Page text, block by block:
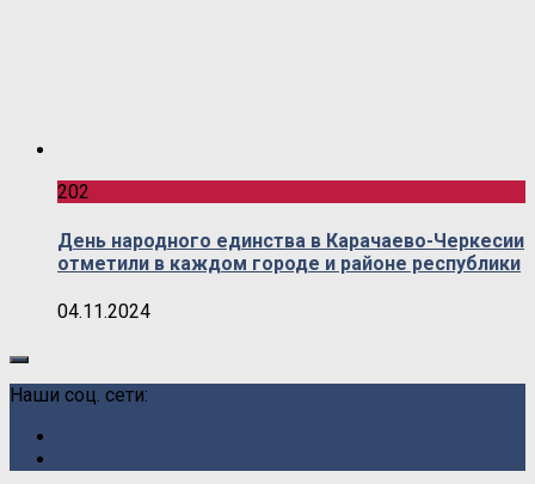
202
День народного единства в Карачаево-Черкесии
отметили в каждом городе и районе республики
04.11.2024
Наши соц. сети: